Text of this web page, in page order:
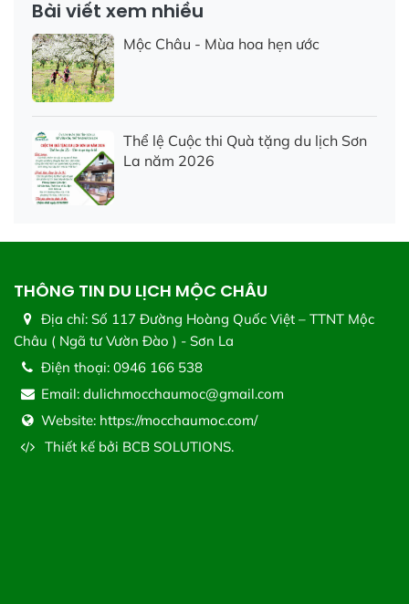
Bài viết xem nhiều
Mộc Châu - Mùa hoa hẹn ước
Thể lệ Cuộc thi Quà tặng du lịch Sơn
La năm 2026
THÔNG TIN DU LỊCH MỘC CHÂU
Địa chỉ: Số 117 Đường Hoàng Quốc Việt – TTNT Mộc
Châu ( Ngã tư Vườn Đào ) - Sơn La
Điện thoại: 0946 166 538
Email: dulichmocchaumoc@gmail.com
Website: https://mocchaumoc.com/
Thiết kế bởi BCB SOLUTIONS.